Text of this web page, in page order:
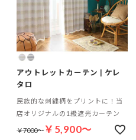
アウトレットカーテン | ケレ
タロ
民族的な刺繍柄をプリントに！当
店オリジナルの1級遮光カーテン
￥7000～￥5,900～